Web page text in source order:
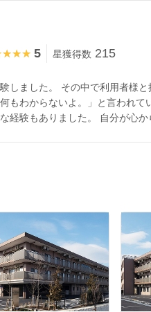
5 星獲得数 215
しました。 その中で利用者様
もわからないよ。」と言われて
経験もありました。 自分が心か